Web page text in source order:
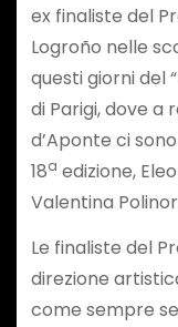
ex finaliste del
Logroño nelle
questi giorni del
di Parigi, dove a
d’Aponte ci
18a edizione,
Valentina
Le finaliste del
direzione
come sempre